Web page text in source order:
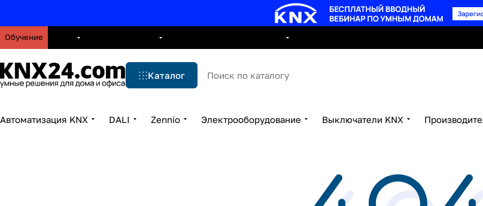
Обучение
Каталог
Автоматизация KNX DALI Zennio Электрооборудование Выключатели KNX